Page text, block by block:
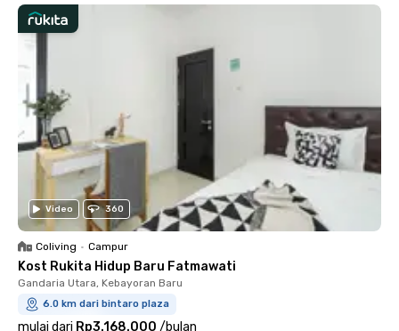
Video 360
Coliving • Campur
Kost Rukita Hidup Baru Fatmawati
Gandaria Utara, Kebayoran Baru
6.0 km dari bintaro plaza
mulai dari Rp3.168.000 /bulan